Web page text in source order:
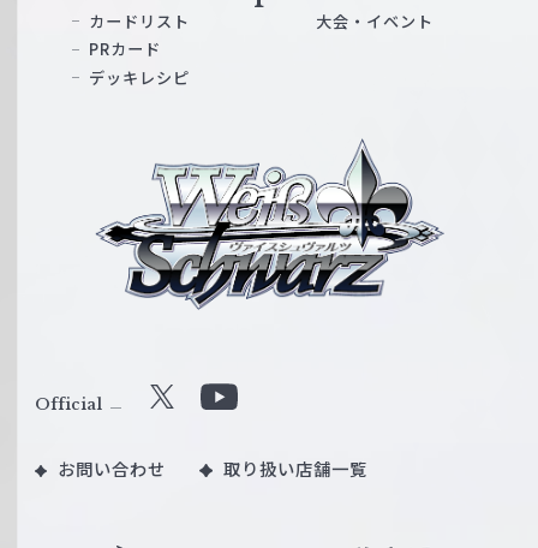
ス
ル
W
カードリスト
PRカード
デッキレシピ
大会・イベント
Official X
u
お問い合わせ 取り扱い店舗一覧